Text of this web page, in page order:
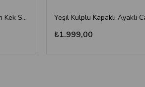
Amber Kulplu Kapaklı Ayaklı Cam Kek Standı 18x21 cm - Lüks Sunum
₺1.999,00